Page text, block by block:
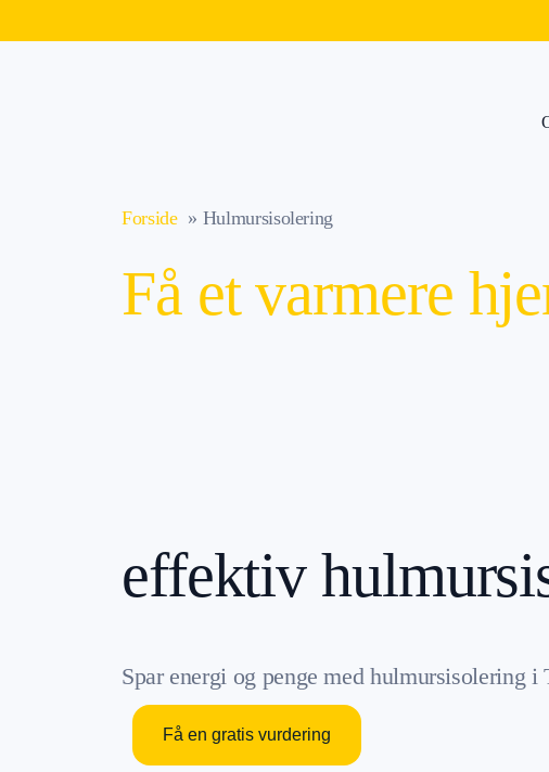
Forside Hulmursisolering
Få et varmere
effektiv
Spar energi og penge med hulmursisolering i
Få en gratis vurdering